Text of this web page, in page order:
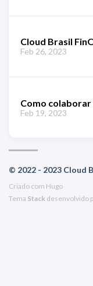
Cloud Brasil
Feb 26, 2023
Como colaborar
Feb 19, 2023
© 2022 - 2023 Cloud
Criado com Hugo
Tema Stack desenvolvido